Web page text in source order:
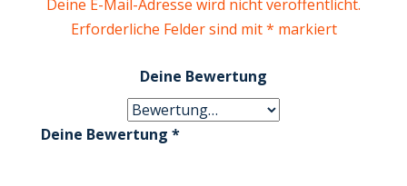
Deine E-Mail-Adresse wird nicht veröffentlicht.
Erforderliche Felder sind mit* markiert
Deine Bewertung
Deine Bewertung *